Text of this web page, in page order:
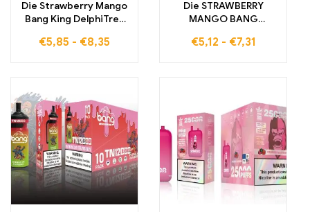
Die Strawberry Mango
Bang King DelphiTreh
τις φρουτώδεις
€5,85 - €8,35
Die STRAWBERRY
MANGO BANG
χρήσης ηλεκτρονικό
τζούρες
€5,12 - €7,31